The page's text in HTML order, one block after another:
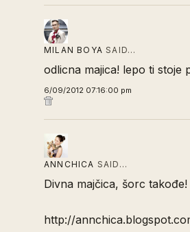
MILAN BOYA SAID…
odlicna majica! lepo ti stoje
6/09/2012 07:16:00 pm
ANNCHICA SAID…
Divna majčica, šorc takođe!
http://